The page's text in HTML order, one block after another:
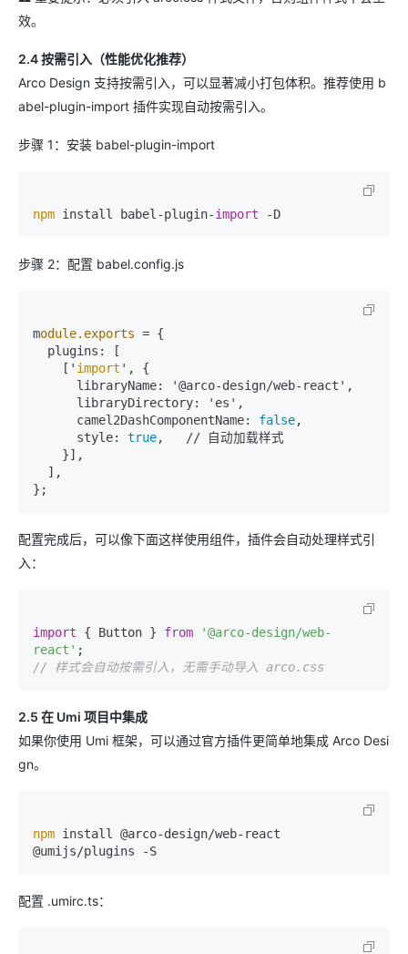
效。
2.4 按需引入（性能优化推荐）
Arco Design 支持按需引入，可以显著减小打包体积。推荐使用 b
abel-plugin-import 插件实现自动按需引入。
步骤 1：安装 babel-plugin-import
npm install babel-plugin-import
步骤 2：配置 babel.config.js
module.exports = {
plugins:
[
    ['
import ', {
libraryName:
'@arco-design/web-react',
libraryDirectory:
'es',
camel2DashComponentName:
false,
style:
true, // 自动加载样式
配置完成后，可以像下面这样使用组件，插件会自动处理样式引
入：
import { Button } from
'@arco-design/web-
react'
// 样式会自动按需引入，无需手动导入 arco.css
2.5 在 Umi 项目中集成
如果你使用 Umi 框架，可以通过官方插件更简单地集成 Arco Desi
gn。
npm install @arco-design/web-react
配置 .umirc.ts：